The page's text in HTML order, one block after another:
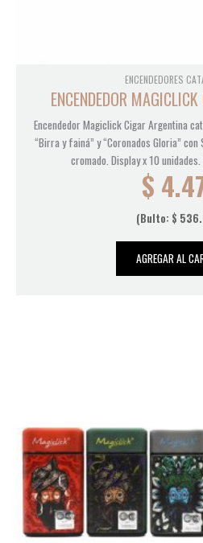
ENCENDEDORES
ENCENDEDOR
Encendedor Magiclick Cigar Argentina
“Birra y fainá” y “Coronados Gloria” con
cromado. Display x 10
$
(Bulto: $
AGREGAR AL